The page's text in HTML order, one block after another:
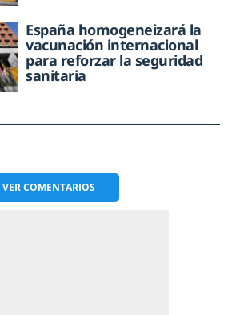
España homogeneizará la
vacunación internacional
para reforzar la seguridad
sanitaria
VERCOMENTARIOS